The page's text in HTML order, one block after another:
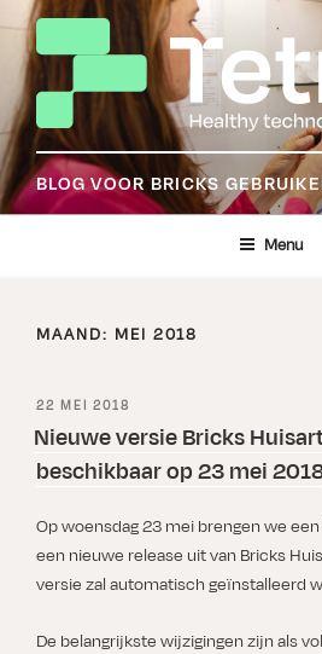
naar
inhoud
BLOG VOOR BRICKS
Menu
MAAND: MEI 2018
GEPLAATST
OP
22 MEI 2018
Nieuwe versie Bricks
beschikbaar op 23 mei
Op woensdag 23 mei brengen we
een nieuwe release uit van Bricks
versie zal automatisch geïnstalleerd
De belangrijkste wijzigingen zijn als